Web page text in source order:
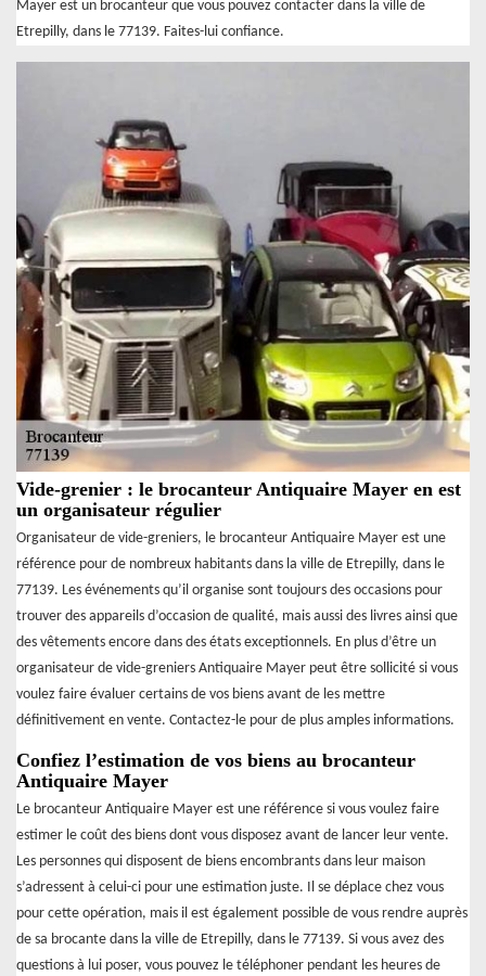
Mayer est un brocanteur que vous pouvez contacter dans la ville de
Etrepilly, dans le 77139. Faites-lui confiance.
Vide-grenier : le brocanteur Antiquaire Mayer en est
un organisateur régulier
Organisateur de vide-greniers, le brocanteur Antiquaire Mayer est une
référence pour de nombreux habitants dans la ville de Etrepilly, dans le
77139. Les événements qu’il organise sont toujours des occasions pour
trouver des appareils d’occasion de qualité, mais aussi des livres ainsi que
des vêtements encore dans des états exceptionnels. En plus d’être un
organisateur de vide-greniers Antiquaire Mayer peut être sollicité si vous
voulez faire évaluer certains de vos biens avant de les mettre
définitivement en vente. Contactez-le pour de plus amples informations.
Confiez l’estimation de vos biens au brocanteur
Antiquaire Mayer
Le brocanteur Antiquaire Mayer est une référence si vous voulez faire
estimer le coût des biens dont vous disposez avant de lancer leur vente.
Les personnes qui disposent de biens encombrants dans leur maison
s’adressent à celui-ci pour une estimation juste. Il se déplace chez vous
pour cette opération, mais il est également possible de vous rendre auprès
de sa brocante dans la ville de Etrepilly, dans le 77139. Si vous avez des
questions à lui poser, vous pouvez le téléphoner pendant les heures de